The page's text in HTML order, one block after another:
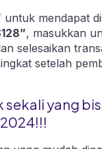
untuk mendapat
, masukkan
selesaikan
setelah
yang
2024!!!